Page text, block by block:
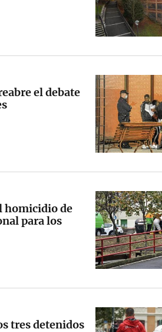
el debate
homicidio de
para los
tres detenidos